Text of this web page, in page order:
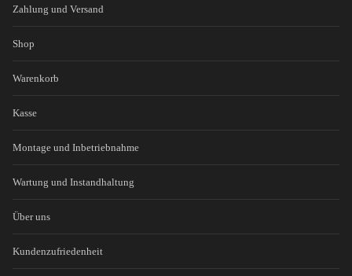
Zahlung und Versand
Shop
Warenkorb
Kasse
Montage und Inbetriebnahme
Wartung und Instandhaltung
Über uns
Kundenzufriedenheit